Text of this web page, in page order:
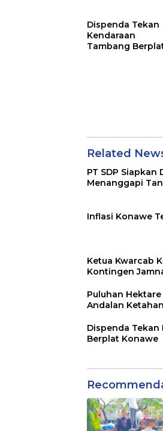
Dispenda Tekan
Kendaraan
Tambang
Related
PT SDP
Menanggapi
Inflasi Konawe
Ketua Kwarcab
Kontingen
Puluhan
Andalan
Dispenda Tekan
Berplat Konawe